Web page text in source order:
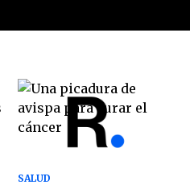
SALUD